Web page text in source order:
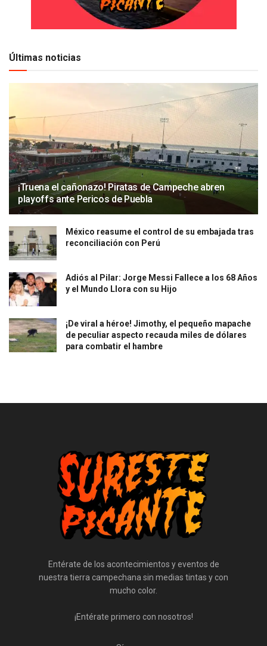
Últimas noticias
¡Truena el cañonazo! Piratas de Campeche abren
playoffs ante Pericos de Puebla
México reasume el control de su embajada tras
reconciliación con Perú
Adiós al Pilar: Jorge Messi Fallece a los 68 Años
y el Mundo Llora con su Hijo
¡De viral a héroe! Jimothy, el pequeño mapache
de peculiar aspecto recauda miles de dólares
para combatir el hambre
Entérate de los acontecimientos y eventos de
nuestra tierra campechana sin medias tintas y con
mucho color.
¡Entérate primero con nosotros!